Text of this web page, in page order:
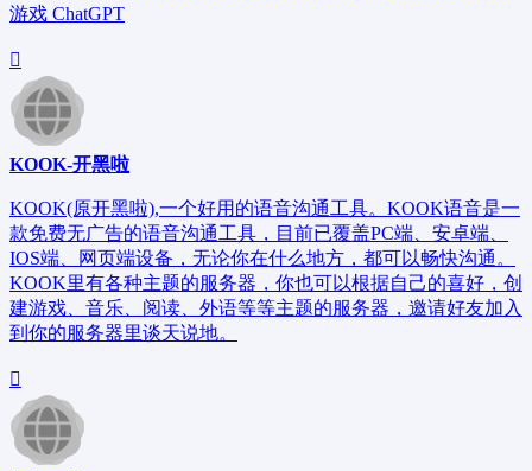
游戏 ChatGPT
KOOK-开黑啦
KOOK(原开黑啦),一个好用的语音沟通工具。KOOK语音是一
款免费无广告的语音沟通工具，目前已覆盖PC端、安卓端、
IOS端、网页端设备，无论你在什么地方，都可以畅快沟通。
KOOK里有各种主题的服务器，你也可以根据自己的喜好，创
建游戏、音乐、阅读、外语等等主题的服务器，邀请好友加入
到你的服务器里谈天说地。